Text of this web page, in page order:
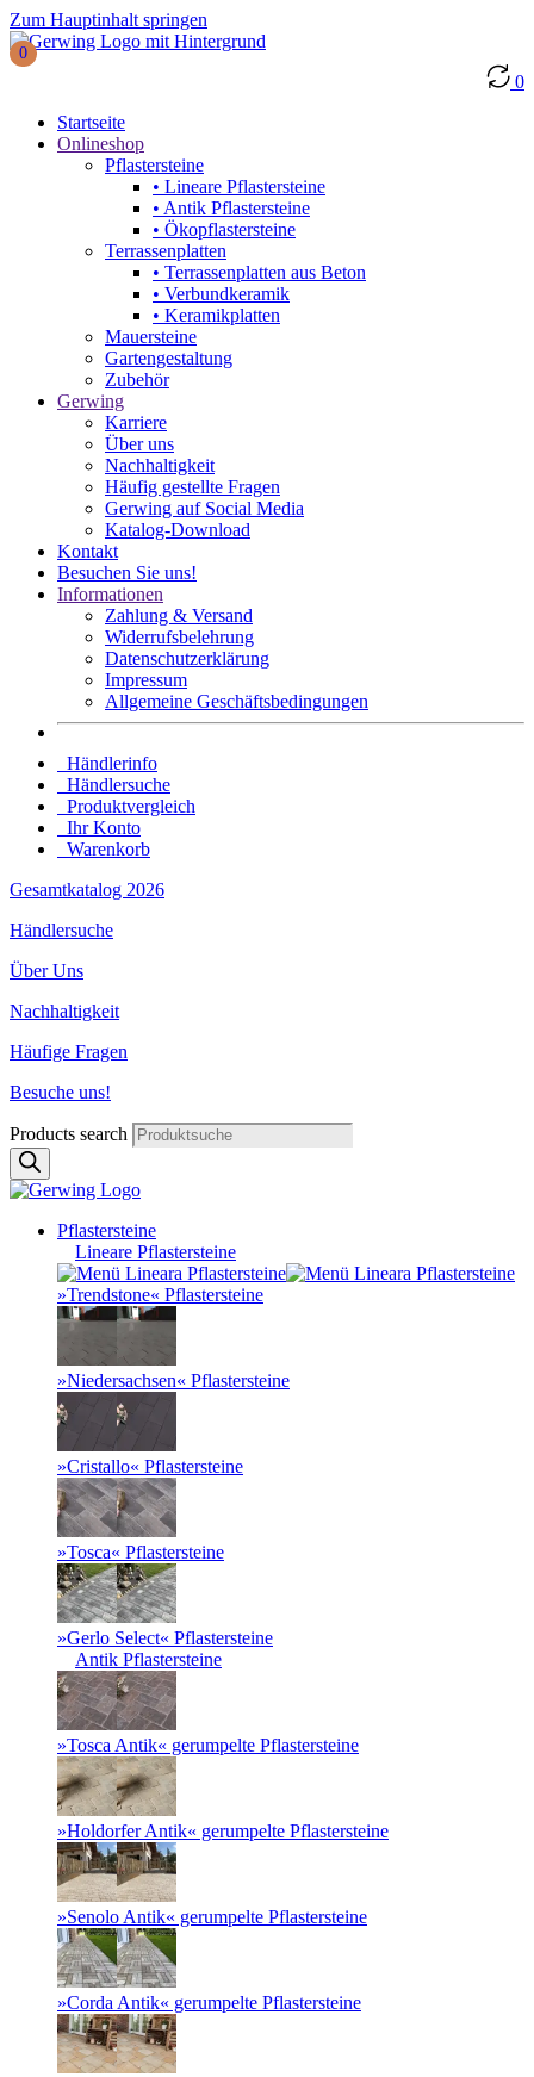
Zum Hauptinhalt springen
0
0
Startseite
Onlineshop
Pflastersteine
• Lineare Pflastersteine
• Antik Pflastersteine
• Ökopflastersteine
Terrassenplatten
• Terrassenplatten aus Beton
• Verbundkeramik
• Keramikplatten
Mauersteine
Gartengestaltung
Zubehör
Gerwing
Karriere
Über uns
Nachhaltigkeit
Häufig gestellte Fragen
Gerwing auf Social Media
Katalog-Download
Kontakt
Besuchen Sie uns!
Informationen
Zahlung & Versand
Widerrufsbelehrung
Datenschutz­erklärung
Impressum
Allgemeine Geschäftsbedingungen
Händlerinfo
Händlersuche
Produktvergleich
Ihr Konto
Warenkorb
Gesamtkatalog 2026
Händlersuche
Über Uns
Nachhaltigkeit
Häufige Fragen
Besuche uns!
Products search
Pflastersteine
Lineare Pflastersteine
»Trendstone« Pflastersteine
»Niedersachsen« Pflastersteine
»Cristallo« Pflastersteine
»Tosca« Pflastersteine
»Gerlo Select« Pflastersteine
Antik Pflastersteine
»Tosca Antik« gerumpelte Pflastersteine
»Holdorfer Antik« gerumpelte Pflastersteine
»Senolo Antik« gerumpelte Pflastersteine
»Corda Antik« gerumpelte Pflastersteine